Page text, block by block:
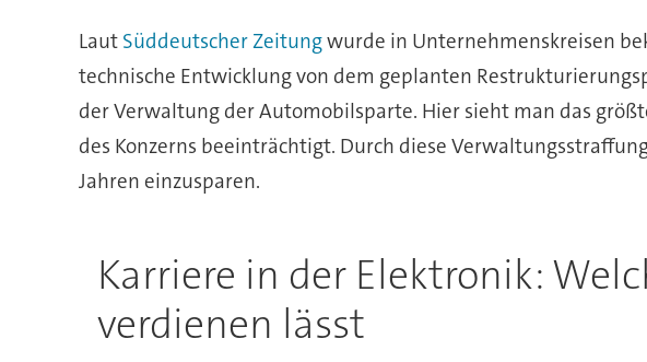
Laut Süddeutscher Zeitungwurde in Unternehmenskreisen
technische Entwicklung von dem geplanten
der Verwaltung der Automobilsparte. Hier sieht man das
des Konzerns beeinträchtigt. Durch diese
Jahren einzusparen.
Karriere in der Elektronik:
verdienen lässt